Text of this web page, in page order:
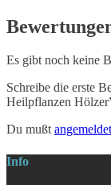
Es gibt noch keine
Schreibe die erste
Heilpflanzen
Du mußtangemeldet
Info